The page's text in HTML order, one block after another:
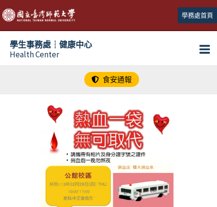
跳
至
主
學務處首頁
學生事務處┆健康中心
Health Center
食安通報